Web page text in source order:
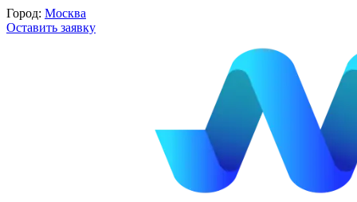
Город: Москва
Оставить заявку